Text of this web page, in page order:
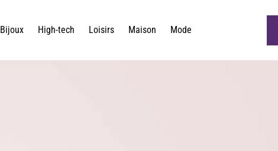
Bijoux High-tech Loisirs Maison Mode